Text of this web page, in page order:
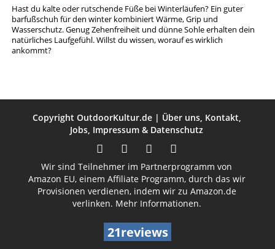
Hast du kalte oder rutschende Füße bei Winterläufen? Ein guter
barfußschuh für den winter kombiniert Wärme, Grip und
Wasserschutz. Genug Zehenfreiheit und dünne Sohle erhalten dein
natürliches Laufgefühl. Willst du wissen, worauf es wirklich
ankommt?
Copyright OutdoorKultur.de| Über uns, Kontakt,
Jobs, Impressum & Datenschutz
Wir sind Teilnehmer im Partnerprogramm von
Amazon EU, einem Affiliate Programm, durch das wir
Provisionen verdienen, indem wir zu Amazon.de
verlinken. Mehr Informationen.
21reviews